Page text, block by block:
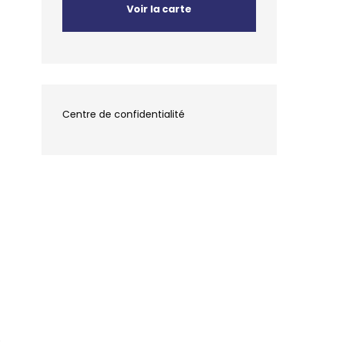
Voir la carte
Centre de confidentialité